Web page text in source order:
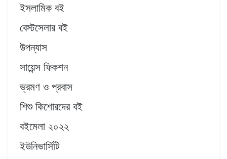
ইসলামিক বই
বেস্টসেলার বই
উপন্যাস
সায়েন্স ফিকশন
ভ্রমণ ও প্রবাস
শিশু কিশোরদের বই
বইমেলা ২০২২
ইউনিভার্সিটি